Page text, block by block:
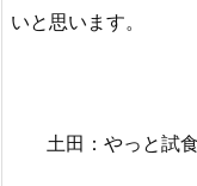
いと思います。
土田：やっと試